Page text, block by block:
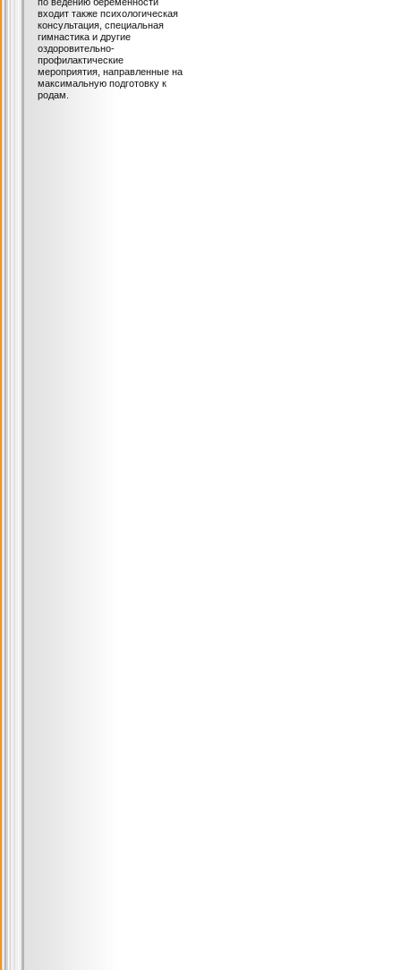
входит также психологическая
консультация, специальная
гимнастика и другие
оздоровительно-
профилактические
мероприятия, направленные на
максимальную подготовку к
родам.